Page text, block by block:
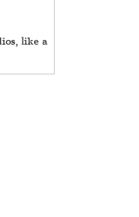
like a